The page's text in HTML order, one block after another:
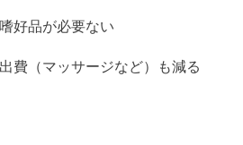
好品が必要ない
費（マッサージなど）も減る